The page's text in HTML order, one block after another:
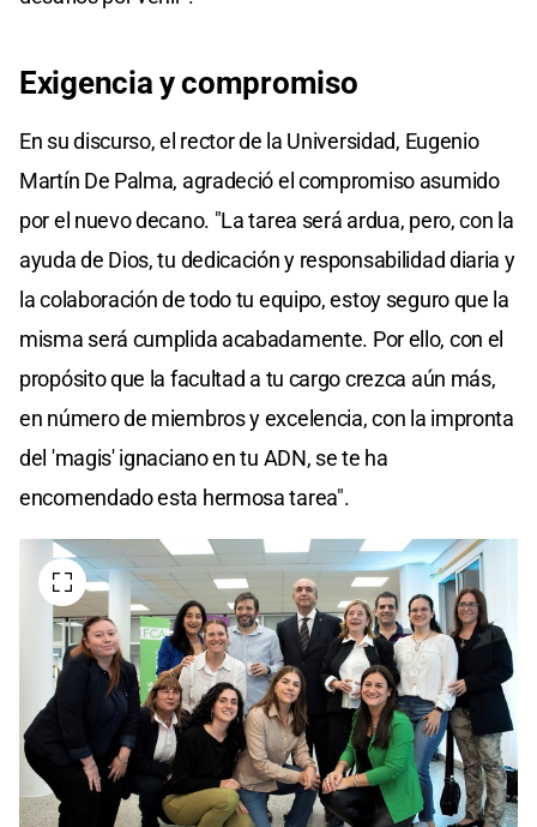
Exigencia y compromiso
En su discurso, el rector de la Universidad, Eugenio
Martín De Palma, agradeció el compromiso asumido
por el nuevo decano. "La tarea será ardua, pero, con la
ayuda de Dios, tu dedicación y responsabilidad diaria y
la colaboración de todo tu equipo, estoy seguro que la
misma será cumplida acabadamente. Por ello, con el
propósito que la facultad a tu cargo crezca aún más,
en número de miembros y excelencia, con la impronta
del 'magis' ignaciano en tu ADN, se te ha
encomendado esta hermosa tarea".